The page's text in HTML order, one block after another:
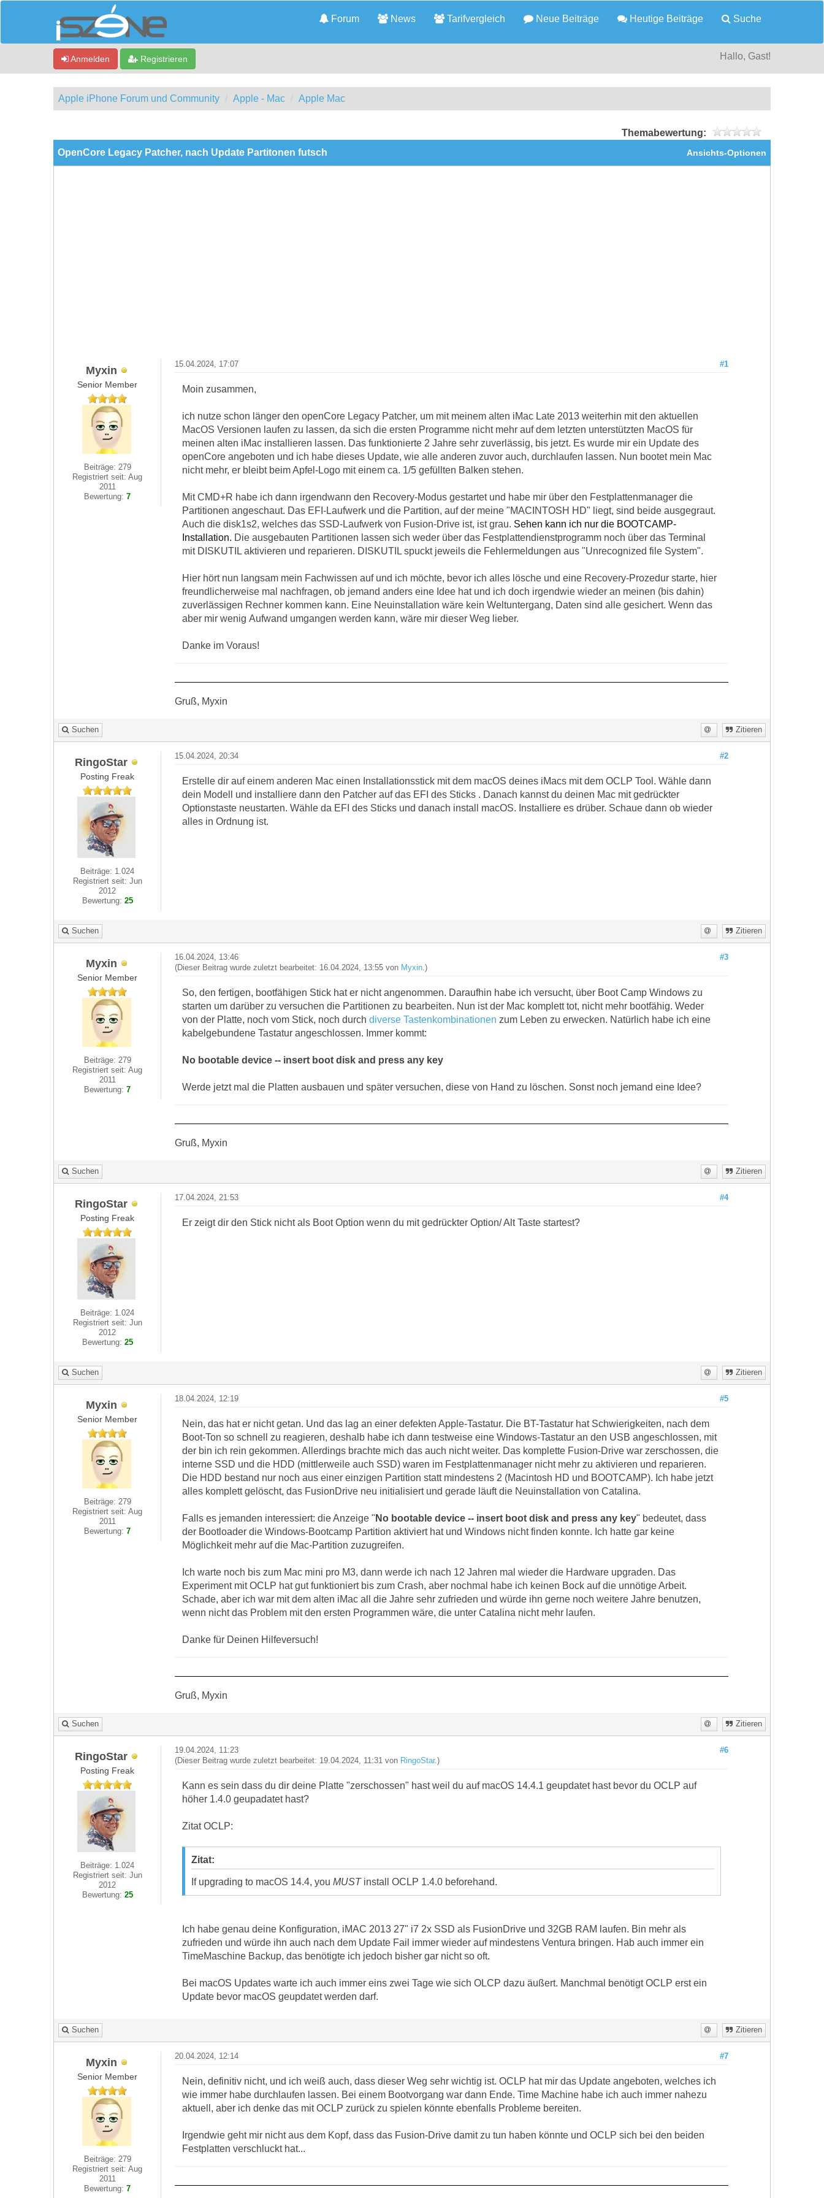
Forum News Tarifvergleich Neue Beiträge Heutige Beiträge Suche
Anmelden Registrieren Hallo, Gast!
Apple iPhone Forum und Community Apple - Mac Apple Mac
Themabewertung:
Ansichts-Optionen
OpenCore Legacy Patcher, nach Update Partitonen futsch
Myxin
Senior Member
Beiträge: 279
Registriert seit: Aug
2011
Bewertung:7
#1
15.04.2024, 17:07
Moin zusammen,
ich nutze schon länger den openCore Legacy Patcher, um mit meinem alten iMac Late 2013 weiterhin mit den aktuellen
MacOS Versionen laufen zu lassen, da sich die ersten Programme nicht mehr auf dem letzten unterstützten MacOS für
meinen alten iMac installieren lassen. Das funktionierte 2 Jahre sehr zuverlässig, bis jetzt. Es wurde mir ein Update des
openCore angeboten und ich habe dieses Update, wie alle anderen zuvor auch, durchlaufen lassen. Nun bootet mein Mac
nicht mehr, er bleibt beim Apfel-Logo mit einem ca. 1/5 gefüllten Balken stehen.
Mit CMD+R habe ich dann irgendwann den Recovery-Modus gestartet und habe mir über den Festplattenmanager die
Partitionen angeschaut. Das EFI-Laufwerk und die Partition, auf der meine "MACINTOSH HD" liegt, sind beide ausgegraut.
Auch die disk1s2, welches das SSD-Laufwerk von Fusion-Drive ist, ist grau. Sehen kann ich nur die BOOTCAMP-
Installation. Die ausgebauten Partitionen lassen sich weder über das Festplattendienstprogramm noch über das Terminal
mit DISKUTIL aktivieren und reparieren. DISKUTIL spuckt jeweils die Fehlermeldungen aus "Unrecognized file System".
Hier hört nun langsam mein Fachwissen auf und ich möchte, bevor ich alles lösche und eine Recovery-Prozedur starte, hier
freundlicherweise mal nachfragen, ob jemand anders eine Idee hat und ich doch irgendwie wieder an meinen (bis dahin)
zuverlässigen Rechner kommen kann. Eine Neuinstallation wäre kein Weltuntergang, Daten sind alle gesichert. Wenn das
aber mir wenig Aufwand umgangen werden kann, wäre mir dieser Weg lieber.
Danke im Voraus!
Gruß, Myxin
Suchen Zitieren
RingoStar
Posting Freak
Beiträge: 1.024
Registriert seit: Jun
2012
Bewertung: 25
#2
15.04.2024, 20:34
Erstelle dir auf einem anderen Mac einen Installationsstick mit dem macOS deines iMacs mit dem OCLP Tool. Wähle dann
dein Modell und installiere dann den Patcher auf das EFI des Sticks . Danach kannst du deinen Mac mit gedrückter
Optionstaste neustarten. Wähle da EFI des Sticks und danach install macOS. Installiere es drüber. Schaue dann ob wieder
alles in Ordnung ist.
Suchen Zitieren
Myxin
Senior Member
Beiträge: 279
Registriert seit: Aug
2011
Bewertung:7
#3
16.04.2024, 13:46
(Dieser Beitrag wurde zuletzt bearbeitet: 16.04.2024, 13:55 von Myxin.)
So, den fertigen, bootfähigen Stick hat er nicht angenommen. Daraufhin habe ich versucht, über Boot Camp Windows zu
starten um darüber zu versuchen die Partitionen zu bearbeiten. Nun ist der Mac komplett tot, nicht mehr bootfähig. Weder
von der Platte, noch vom Stick, noch durch diverse Tastenkombinationen zum Leben zu erwecken. Natürlich habe ich eine
kabelgebundene Tastatur angeschlossen. Immer kommt:
No bootable device -- insert boot disk and press any key
Werde jetzt mal die Platten ausbauen und später versuchen, diese von Hand zu löschen. Sonst noch jemand eine Idee?
Gruß, Myxin
Suchen Zitieren
RingoStar
Posting Freak
Beiträge: 1.024
Registriert seit: Jun
2012
Bewertung: 25
#4
17.04.2024, 21:53
Er zeigt dir den Stick nicht als Boot Option wenn du mit gedrückter Option/ Alt Taste startest?
Suchen Zitieren
Myxin
Senior Member
Beiträge: 279
Registriert seit: Aug
2011
Bewertung:7
#5
18.04.2024, 12:19
Nein, das hat er nicht getan. Und das lag an einer defekten Apple-Tastatur. Die BT-Tastatur hat Schwierigkeiten, nach dem
Boot-Ton so schnell zu reagieren, deshalb habe ich dann testweise eine Windows-Tastatur an den USB angeschlossen, mit
der bin ich rein gekommen. Allerdings brachte mich das auch nicht weiter. Das komplette Fusion-Drive war zerschossen, die
interne SSD und die HDD (mittlerweile auch SSD) waren im Festplattenmanager nicht mehr zu aktivieren und reparieren.
Die HDD bestand nur noch aus einer einzigen Partition statt mindestens 2 (Macintosh HD und BOOTCAMP). Ich habe jetzt
alles komplett gelöscht, das FusionDrive neu initialisiert und gerade läuft die Neuinstallation von Catalina.
Falls es jemanden interessiert: die Anzeige " No bootable device -- insert boot disk and press any key" bedeutet, dass
der Bootloader die Windows-Bootcamp Partition aktiviert hat und Windows nicht finden konnte. Ich hatte gar keine
Möglichkeit mehr auf die Mac-Partition zuzugreifen.
Ich warte noch bis zum Mac mini pro M3, dann werde ich nach 12 Jahren mal wieder die Hardware upgraden. Das
Experiment mit OCLP hat gut funktioniert bis zum Crash, aber nochmal habe ich keinen Bock auf die unnötige Arbeit.
Schade, aber ich war mit dem alten iMac all die Jahre sehr zufrieden und würde ihn gerne noch weitere Jahre benutzen,
wenn nicht das Problem mit den ersten Programmen wäre, die unter Catalina nicht mehr laufen.
Danke für Deinen Hilfeversuch!
Gruß, Myxin
Suchen Zitieren
RingoStar
Posting Freak
Beiträge: 1.024
Registriert seit: Jun
2012
Bewertung: 25
#6
19.04.2024, 11:23
(Dieser Beitrag wurde zuletzt bearbeitet: 19.04.2024, 11:31 von RingoStar.)
Kann es sein dass du dir deine Platte "zerschossen" hast weil du auf macOS 14.4.1 geupdatet hast bevor du OCLP auf
höher 1.4.0 geupadatet hast?
Zitat OCLP:
Zitat:
If upgrading to macOS 14.4, you MUSTinstall OCLP 1.4.0 beforehand.
Ich habe genau deine Konfiguration, iMAC 2013 27" i7 2x SSD als FusionDrive und 32GB RAM laufen. Bin mehr als
zufrieden und würde ihn auch nach dem Update Fail immer wieder auf mindestens Ventura bringen. Hab auch immer ein
TimeMaschine Backup, das benötigte ich jedoch bisher gar nicht so oft.
Bei macOS Updates warte ich auch immer eins zwei Tage wie sich OLCP dazu äußert. Manchmal benötigt OCLP erst ein
Update bevor macOS geupdatet werden darf.
Suchen Zitieren
Myxin
Senior Member
Beiträge: 279
Registriert seit: Aug
2011
Bewertung:7
#7
20.04.2024, 12:14
Nein, definitiv nicht, und ich weiß auch, dass dieser Weg sehr wichtig ist. OCLP hat mir das Update angeboten, welches ich
wie immer habe durchlaufen lassen. Bei einem Bootvorgang war dann Ende. Time Machine habe ich auch immer nahezu
aktuell, aber ich denke das mit OCLP zurück zu spielen könnte ebenfalls Probleme bereiten.
Irgendwie geht mir nicht aus dem Kopf, dass das Fusion-Drive damit zu tun haben könnte und OCLP sich bei den beiden
Festplatten verschluckt hat...